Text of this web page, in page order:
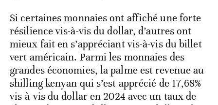
Si certaines monnaies ont affiché une forte
résilience vis-à-vis du dollar, d’autres ont
mieux fait en s’appréciant vis-à-vis du billet
vert américain. Parmi les monnaies des
grandes économies, la palme est revenue au
shilling kenyan qui s’est apprécié de 17,68%
vis-à-vis du dollar en 2024 avec un taux de